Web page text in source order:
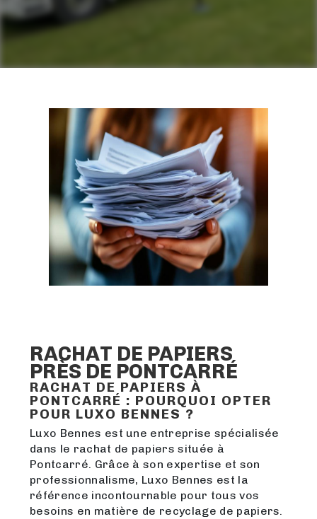
RACHAT DE PAPIERS
PRÈS DE PONTCARRÉ
RACHAT DE PAPIERS À
PONTCARRÉ : POURQUOI OPTER
POUR LUXO BENNES ?
Luxo Bennes est une entreprise spécialisée
dans le rachat de papiers située à
Pontcarré. Grâce à son expertise et son
professionnalisme, Luxo Bennes est la
référence incontournable pour tous vos
besoins en matière de recyclage de papiers.